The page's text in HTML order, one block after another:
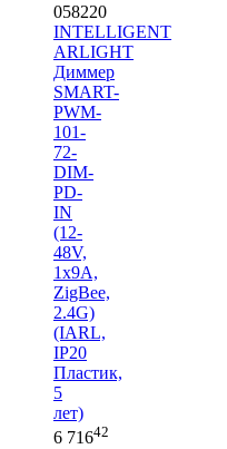
058220
INTELLIGENT
ARLIGHT
Диммер
SMART-
PWM-
101-
72-
DIM-
PD-
IN
(12-
48V,
1x9A,
ZigBee,
2.4G)
(IARL,
IP20
Пластик,
5
лет)
6 71642